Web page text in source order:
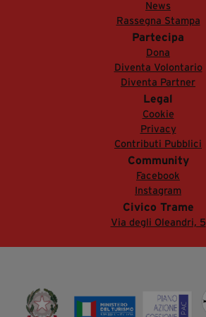
News
Rassegna Stampa
Partecipa
Dona
Diventa Volontario
Diventa Partner
Legal
Cookie
Privacy
Contributi Pubblici
Community
Facebook
Instagram
Civico Trame
Via degli Oleandri, 5